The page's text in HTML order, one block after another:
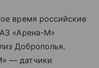
время российские
«Арена-М»
Доброполья.
— датчики